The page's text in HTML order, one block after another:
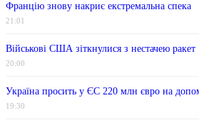
Францію знову накриє екстремальна спека
21:01
Військові США зіткнулися з нестачею ракет
20:00
Україна просить у ЄС 220 млн євро на
19:30